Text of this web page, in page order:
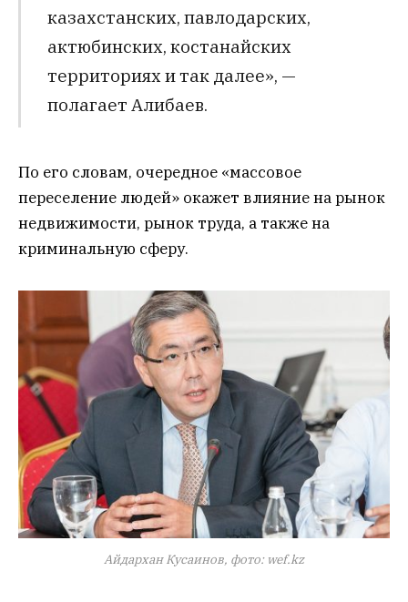
казахстанских, павлодарских,
актюбинских, костанайских
территориях и так далее», —
полагает Алибаев.
По его словам, очередное «массовое
переселение людей» окажет влияние на рынок
недвижимости, рынок труда, а также на
криминальную сферу.
Айдархан Кусаинов, фото: wef.kz